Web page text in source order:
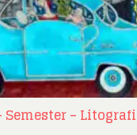
– Litografi